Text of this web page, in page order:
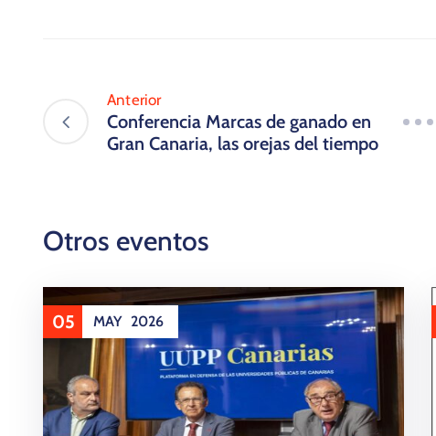
Anterior
Conferencia Marcas de ganado en
Gran Canaria, las orejas del tiempo
Otros eventos
05 MAY 2026